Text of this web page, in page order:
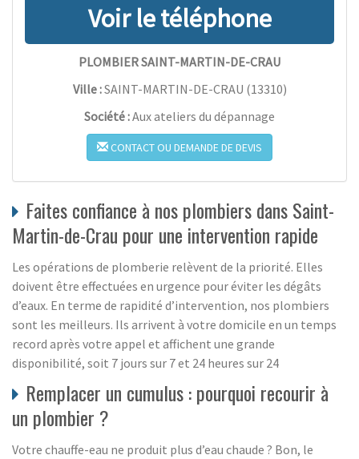
PLOMBIER SAINT-MARTIN-DE-CRAU
Ville :SAINT-MARTIN-DE-CRAU (13310)
Société :Aux ateliers du dépannage
CONTACT OU DEMANDE DE DEVIS
Faites confiance à nos plombiers dans Saint-
Martin-de-Crau pour une intervention rapide
Les opérations de plomberie relèvent de la priorité. Elles
doivent être effectuées en urgence pour éviter les dégâts
d’eaux. En terme de rapidité d’intervention, nos plombiers
sont les meilleurs. Ils arrivent à votre domicile en un temps
record après votre appel et affichent une grande
disponibilité, soit 7 jours sur 7 et 24 heures sur 24
Remplacer un cumulus : pourquoi recourir à
un plombier ?
Votre chauffe-eau ne produit plus d’eau chaude ? Bon, le